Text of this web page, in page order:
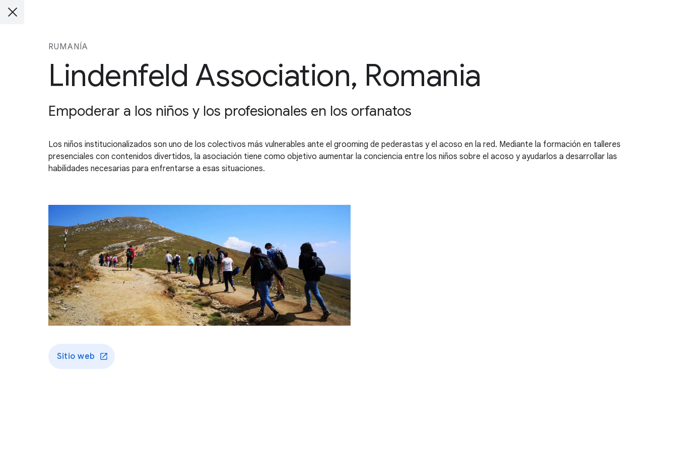
RUMANÍA
Lindenfeld Association, Romania
Empoderar a los niños y los profesionales en los orfanatos
Los niños institucionalizados son uno de los colectivos más vulnerables ante el grooming de pederastas y el acoso en la red. Mediante la formación en talleres
presenciales con contenidos divertidos, la asociación tiene como objetivo aumentar la conciencia entre los niños sobre el acoso y ayudarlos a desarrollar las
habilidades necesarias para enfrentarse a esas situaciones.
Sitio web